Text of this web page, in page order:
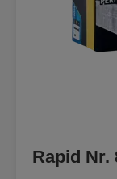
Rapid Nr.